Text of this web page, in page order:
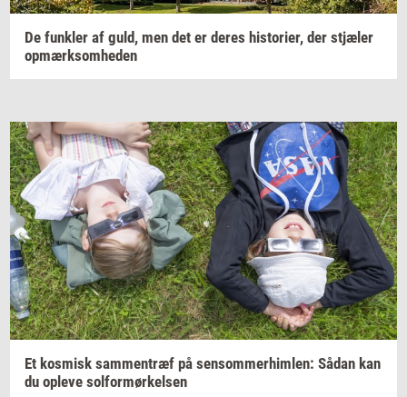
De funk­ler af guld, men det er deres hi­sto­ri­er, der stjæ­ler
op­mærk­som­he­den
Et kos­misk sam­men­træf på sen­som­mer­him­len: Sådan kan
du op­le­ve sol­for­mør­kel­sen